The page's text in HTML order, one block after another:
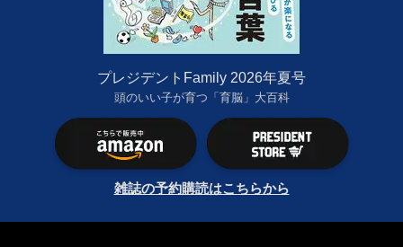
プレジデントFamily 2026年夏号
頭のいい子が育つ「育脳」大百科
雑誌の予約購読はこちらから